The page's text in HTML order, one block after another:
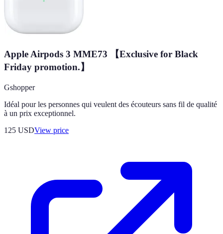
Apple Airpods 3 MME73 【Exclusive for Black
Friday promotion.】
Gshopper
Idéal pour les personnes qui veulent des écouteurs sans fil de qualité
à un prix exceptionnel.
125 USDView price